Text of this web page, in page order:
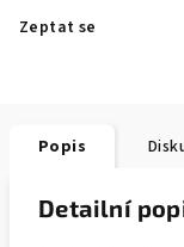
Zeptat se
Popis
Detailní